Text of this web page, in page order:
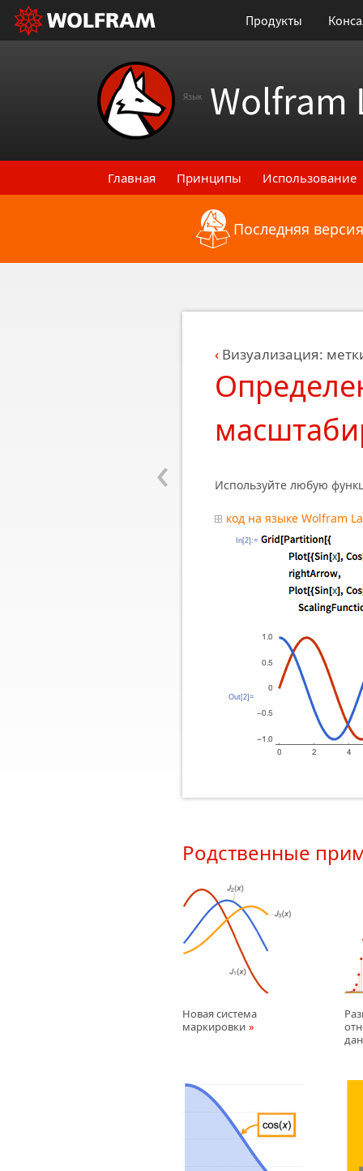
Продукты
Язык Wolfram
Главная Принципы Использование
Назад к последнимПоследняя
‹
Визуализация:
Используйте любую
код на языке Wolfram
In[2]:=
Out[2]=
Родственные
Новая система
маркировки